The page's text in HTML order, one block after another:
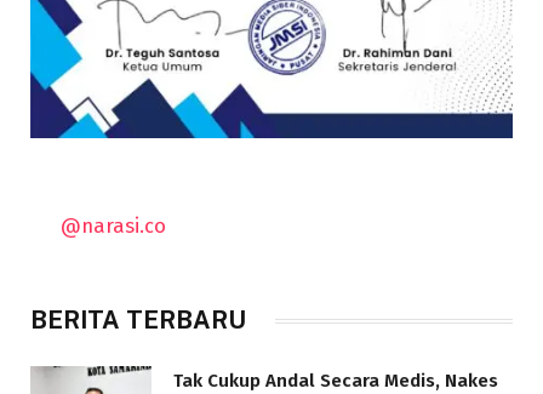
@narasi.co
BERITA TERBARU
Tak Cukup Andal Secara Medis, Nakes